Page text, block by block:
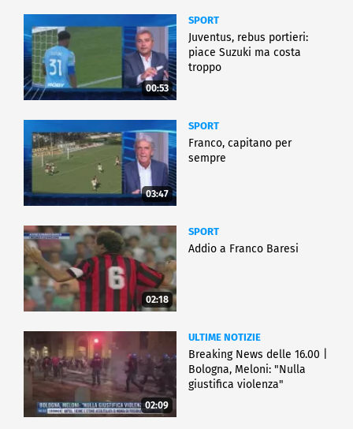
00:53
SPORT
Juventus, rebus portieri:
piace Suzuki ma costa
troppo
03:47
SPORT
Franco, capitano per
sempre
02:18
SPORT
Addio a Franco Baresi
02:09
ULTIME NOTIZIE
Breaking News delle 16.00 |
Bologna, Meloni: "Nulla
giustifica violenza"